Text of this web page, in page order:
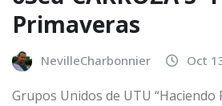
Primaveras
NevilleCharbonnier Oct
Grupos Unidos de UTU “Haciendo